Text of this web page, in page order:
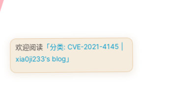
欢迎阅读 「分类: CVE-2021-4145 |
xia0ji233's blog」